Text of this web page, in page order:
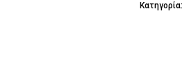
Κατηγορία: